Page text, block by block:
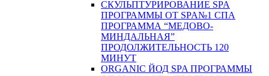
СКУЛЬПТУРИРОВАНИЕ SPA
ПРОГРАММЫ ОТ SPA№1 СПА
ПРОГРАММА “МЕДОВО-
МИНДАЛЬНАЯ”
ПРОДОЛЖИТЕЛЬНОСТЬ 120
МИНУТ
ORGANIC ЙОД SPA ПРОГРАММЫ